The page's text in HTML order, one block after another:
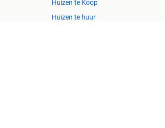
Huizen te Koop
Huizen te huur